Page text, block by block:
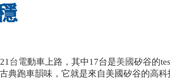
台電動車上路，其中17台是美國矽谷的
跑車韻味，它就是來自美國矽谷的高